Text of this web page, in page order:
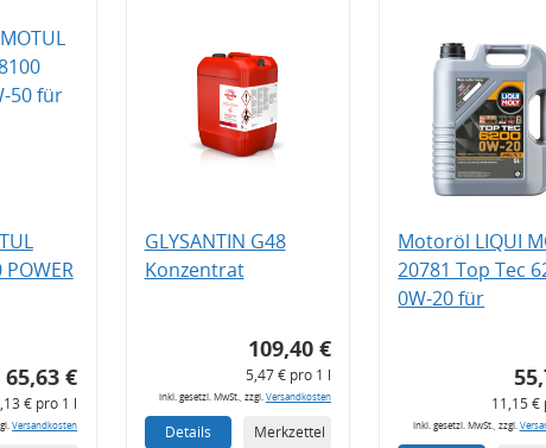
65,63 €
€ pro 1 l
Versandkosten
GLYSANTIN G48
Konzentrat
109,40 €
5,47 € pro 1 l
inkl. gesetzl. MwSt., zzgl. Versandkosten
Details Merkzettel
Motoröl LIQUI
20781 Top Tec
0W-20 für
11,15 €
inkl. gesetzl. MwSt., zzgl.